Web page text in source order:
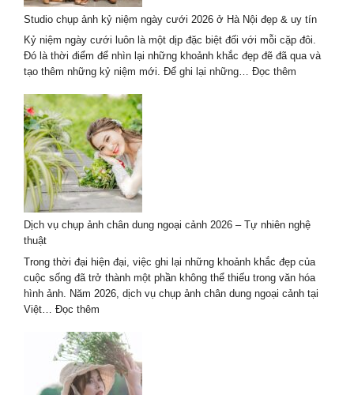
An
2026
Mới
Nhất
Studio chụp ảnh kỷ niệm ngày cưới 2026 ở Hà Nội đẹp & uy tín
Kỷ niệm ngày cưới luôn là một dịp đặc biệt đối với mỗi cặp đôi.
Đó là thời điểm để nhìn lại những khoảnh khắc đẹp đẽ đã qua và
tạo thêm những kỷ niệm mới. Để ghi lại những… Đọc thêm
Hà
đẹp
&
uy
Dịch vụ chụp ảnh chân dung ngoại cảnh 2026 – Tự nhiên nghệ
thuật
Trong thời đại hiện đại, việc ghi lại những khoảnh khắc đẹp của
cuộc sống đã trở thành một phần không thể thiếu trong văn hóa
hình ảnh. Năm 2026, dịch vụ chụp ảnh chân dung ngoại cảnh tại
Việt… Đọc thêm
vụ
chụp
ảnh
chân